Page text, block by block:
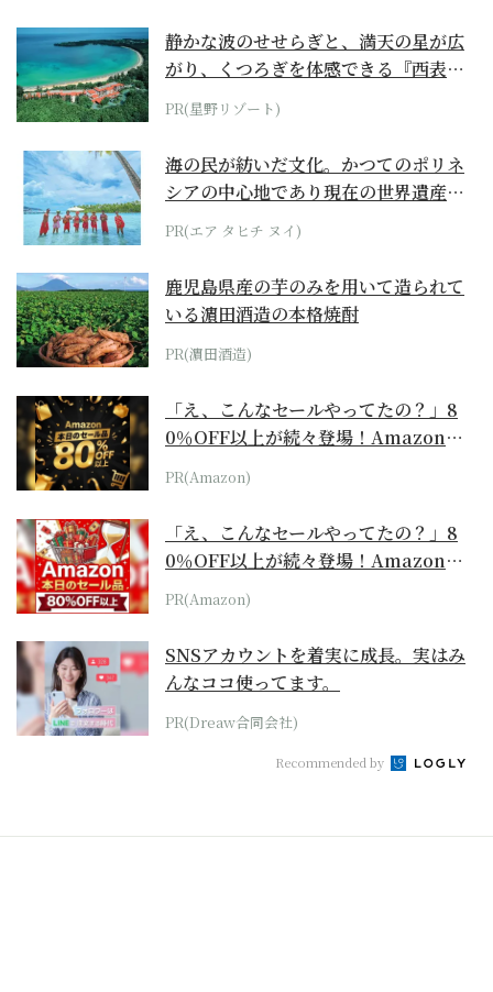
静かな波のせせらぎと、満天の星が広
がり、くつろぎを体感できる『西表島
ホテル by...
PR(星野リゾート)
海の民が紡いだ文化。かつてのポリネ
シアの中心地であり現在の世界遺産か
らみえてくる...
PR(エア タヒチ ヌイ)
鹿児島県産の芋のみを用いて造られて
いる濵田酒造の本格焼酎
PR(濵田酒造)
「え、こんなセールやってたの？」8
0％OFF以上が続々登場！Amazonの
本気が...
PR(Amazon)
「え、こんなセールやってたの？」8
0％OFF以上が続々登場！Amazonの
本気が...
PR(Amazon)
SNSアカウントを着実に成長。実はみ
んなココ使ってます。
PR(Dreaw合同会社)
Recommended by